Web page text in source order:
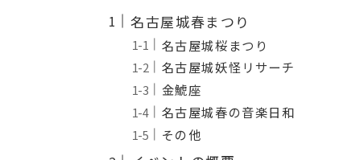
名古屋城春まつり
名古屋城桜まつり
名古屋城妖怪リサーチ
金鯱座
名古屋城春の音楽日和
その他